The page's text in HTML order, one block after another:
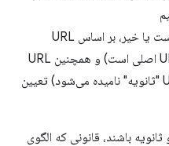
است یا خیر، بر اساس URL
درخواست HTTP (که در این مورد URL اصلی است) و همچنین URL
نشان داده شده در omnibox (که URL "ثانویه" نامیده می‌شود) تعیین
باشند، قانونی که الگوی